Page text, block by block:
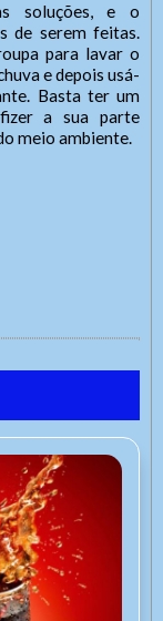
soluções, e o
de serem feitas.
para lavar o
e depois usá-
Basta ter um
a sua parte
meio ambiente.